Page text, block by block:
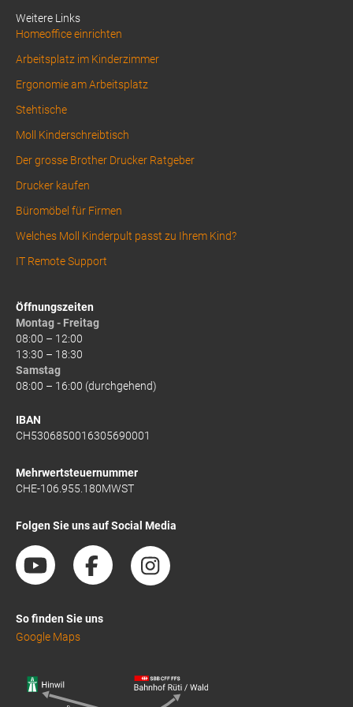
Weitere Links
Homeoffice einrichten
Arbeitsplatz im Kinderzimmer
Ergonomie am Arbeitsplatz
Stehtische
Moll Kinderschreibtisch
Der grosse Brother Drucker Ratgeber
Drucker kaufen
Büromöbel für Firmen
Welches Moll Kinderpult passt zu Ihrem Kind?
IT Remote Support
Öffnungszeiten
Montag - Freitag
08:00 – 12:00
13:30 – 18:30
Samstag
08:00 – 16:00 (durchgehend)
IBAN
CH5306850016305690001
Mehrwertsteuernummer
CHE-106.955.180MWST
Folgen Sie uns auf Social Media
So finden Sie uns
Google Maps